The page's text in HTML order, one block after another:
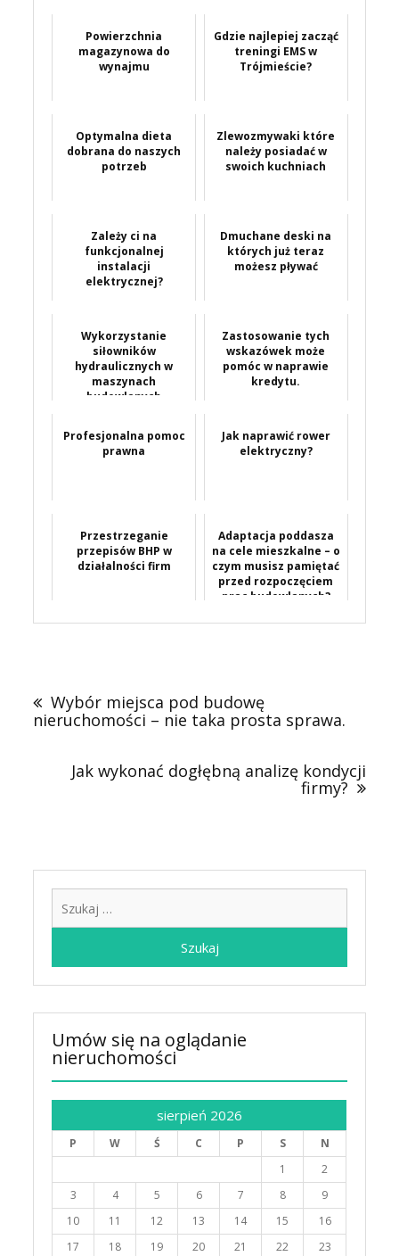
Powierzchnia
magazynowa do
wynajmu
Gdzie najlepiej zacząć
treningi EMS w
Trójmieście?
Optymalna dieta
dobrana do naszych
potrzeb
Zlewozmywaki które
należy posiadać w
swoich kuchniach
Zależy ci na
funkcjonalnej
instalacji
elektrycznej?
Dmuchane deski na
których już teraz
możesz pływać
Wykorzystanie
siłowników
hydraulicznych w
maszynach
budowlanych
Zastosowanie tych
wskazówek może
pomóc w naprawie
kredytu.
Profesjonalna pomoc
prawna
Jak naprawić rower
elektryczny?
Przestrzeganie
przepisów BHP w
działalności firm
Adaptacja poddasza
na cele mieszkalne – o
czym musisz pamiętać
przed rozpoczęciem
prac budowlanych?
wpisu
Wybór miejsca pod budowę
nieruchomości – nie taka prosta sprawa.
Jak wykonać dogłębną analizę kondycji
firmy?
Umów się na oglądanie
nieruchomości
sierpień 2026
P W Ś C P S
N
1
2
3
4 5 6 7 8
9
10
11 12 13 14 15
16
17
18 19 20 21 22
23